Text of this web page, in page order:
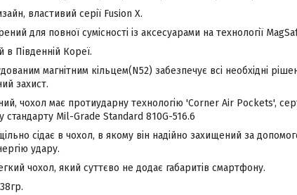
властивий серії Fusion X.
для повної сумісності із аксесуарами на технології
в Південній Кореї.
магнітним кільцем(N52) забезпечує всі необхідні
захист.
чохол має протиударну технологію 'Corner Air Pockets',
стандарту Mil-Grade Standard 810G-516.6
сідає в чохол, в якому він надійно захищений за
удару.
чохол, який суттєво не додає габаритів смартфону.